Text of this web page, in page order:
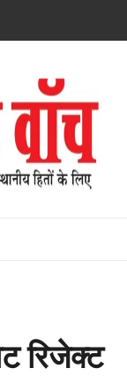
रिजेक्ट